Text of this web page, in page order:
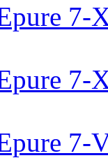
7-
7-
7-